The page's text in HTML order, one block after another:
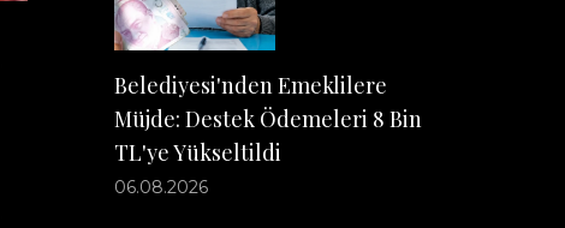
Belediyesi'nden Emeklilere
Müjde: Destek Ödemeleri 8 Bin
TL'ye Yükseltildi
06.08.2026